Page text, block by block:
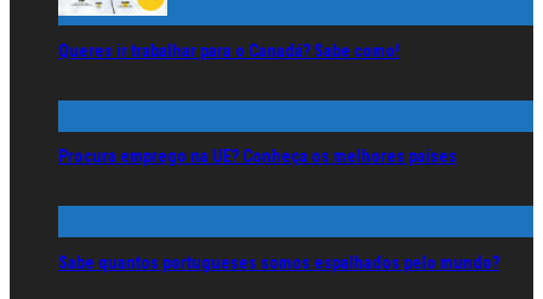
Queres ir trabalhar para o Canadá? Sabe como!
Procura emprego na UE? Conheça os melhores países
Sabe quantos portugueses somos espalhados pelo mundo?